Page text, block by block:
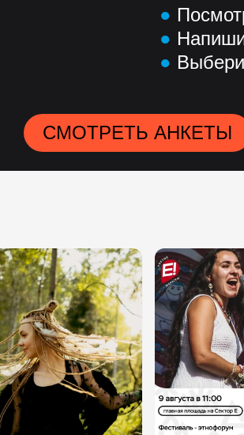
●
●
●
СМОТРЕТЬ АНКЕТЫ